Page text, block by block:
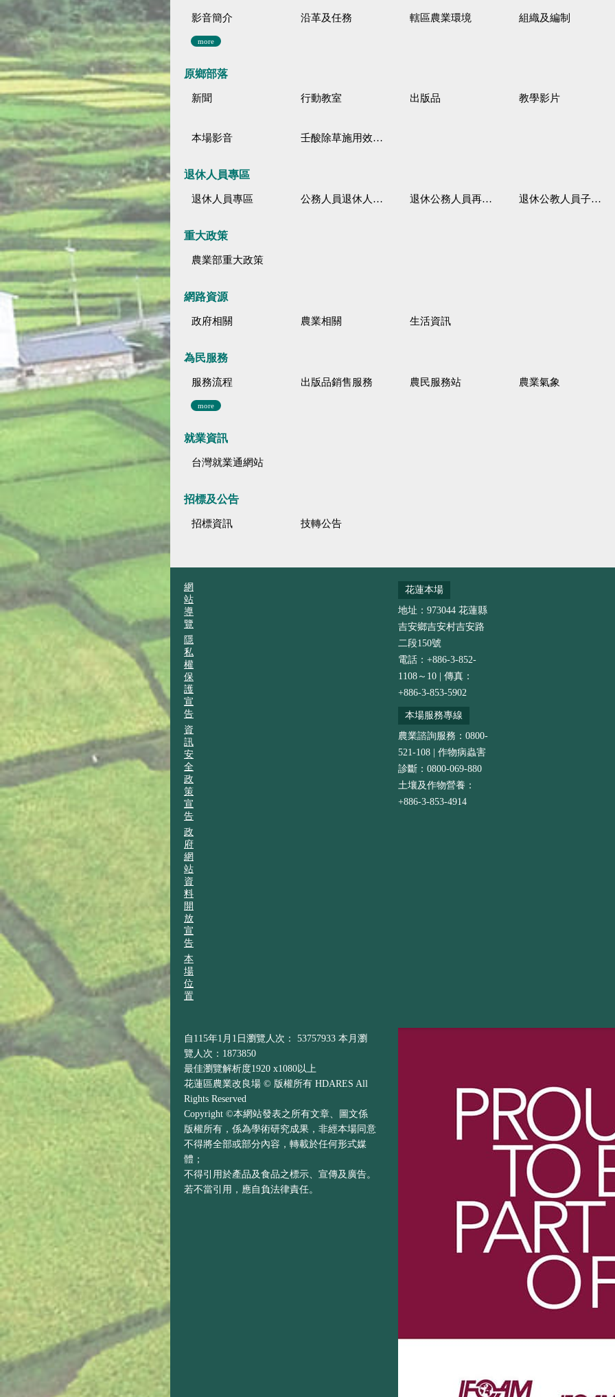
影音簡介 沿革及任務 轄區農業環境 組織及編制
more
原鄉部落
新聞 行動教室 出版品 教學影片
本場影音 壬酸除草施用效果觀察
退休人員專區
退休人員專區 公務人員退休人員法施行細則 退休公務人員再任職務 退休公教人員子女教育補助規定
重大政策
農業部重大政策
網路資源
政府相關 農業相關 生活資訊
為民服務
服務流程 出版品銷售服務 農民服務站 農業氣象
more
就業資訊
台灣就業通網站
招標及公告
招標資訊 技轉公告
網
站
導
覽
隱
私
權
保
護
宣
告
資
訊
安
全
政
策
宣
告
政
府
網
站
資
料
開
放
宣
告
本
場
位
置
花蓮本場
地址：973044 花蓮縣
吉安鄉吉安村吉安路
二段150號
電話：+886-3-852-
1108～10 | 傳真：
+886-3-853-5902
本場服務專線
農業諮詢服務：0800-
521-108 | 作物病蟲害
診斷：0800-069-880
土壤及作物營養：
+886-3-853-4914
自115年1月1日瀏覽人次： 53757933 本月瀏
覽人次：1873850
最佳瀏覽解析度1920 x1080以上
花蓮區農業改良場 © 版權所有 HDARES All
Rights Reserved
Copyright ©本網站發表之所有文章、圖文係
版權所有，係為學術研究成果，非經本場同意
不得將全部或部分內容，轉載於任何形式媒
體；
不得引用於產品及食品之標示、宣傳及廣告。
若不當引用，應自負法律責任。